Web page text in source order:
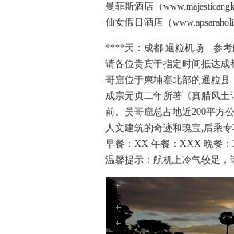
曼菲斯酒店（
仙女假日酒店（
****天：成都 暹粒机场 参考
请各位贵宾于指定时间抵达成
哥窟位于柬埔寨北部的暹粒县
成宗元贞二年所著《真腊风
前。吴哥窟总占地近200平方
人文建筑的奇迹和瑰宝,后乘
早餐：XX 午餐：XXX 晚餐
温馨提示：航机上冷气较足